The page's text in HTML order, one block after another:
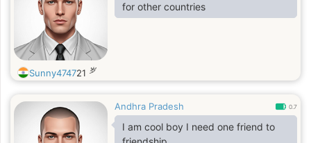
for other countries
Sunny474721 岁
Andhra Pradesh 0.7
I am cool boy I need one friend to